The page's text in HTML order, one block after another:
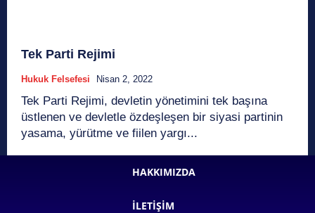
Tek Parti Rejimi
Hukuk Felsefesi Nisan 2, 2022
Tek Parti Rejimi, devletin yönetimini tek başına
üstlenen ve devletle özdeşleşen bir siyasi partinin
yasama, yürütme ve fiilen yargı...
HAKKIMIZDA
İLETIŞIM